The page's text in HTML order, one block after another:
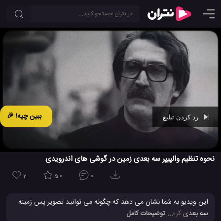
ببین چیه! 🎉
نحوه تنظیم والپیپر سه بعدی زمین در گوشی های اندرویدی
2 5.0 0
این ویدیو به شما نشان می دهد که چگونه می توانید تصویر پس زمینه
... توضیحات کامل